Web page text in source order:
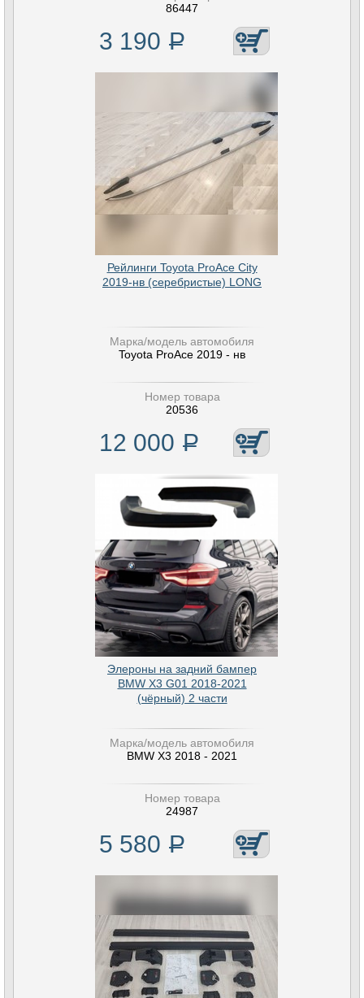
86447
3 190 Р
Рейлинги Toyota ProAce City
2019-нв (серебристые) LONG
Марка/модель автомобиля
Toyota ProAce 2019 - нв
Номер товара
20536
12 000 Р
Элероны на задний бампер
BMW X3 G01 2018-2021
(чёрный) 2 части
Марка/модель автомобиля
BMW X3 2018 - 2021
Номер товара
24987
5 580 Р